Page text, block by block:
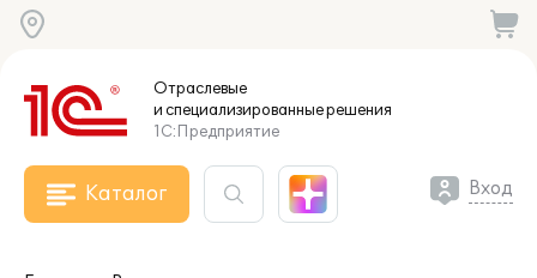
Отраслевые
и специализированныерешения
1С:Предприятие
Каталог Вход